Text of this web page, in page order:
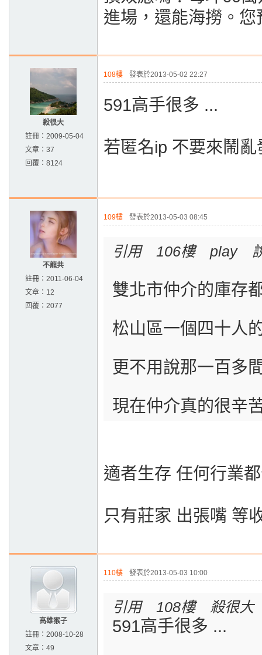
進場，還能海撈。
殺很大
註冊： 2009-05-04
文章： 37
回覆： 8124
108樓 發表於2013-05-02 22:27
591高手很多 ...
若匿名ip 不要來鬧
不龍共
註冊： 2011-06-04
文章： 12
回覆： 2077
109樓 發表於2013-05-03 08:45
引用 106樓 play
雙北市仲介的庫存
松山區一個四十人
更不用說那一百多
現在仲介真的很辛
適者生存 任何行業
只有莊家 出張嘴 等
高雄猴子
註冊： 2008-10-28
文章： 49
110樓 發表於2013-05-03 10:00
引用 108樓 殺很大
591高手很多 ...